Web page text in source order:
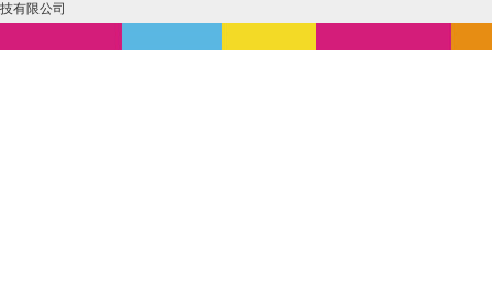
技有限公司